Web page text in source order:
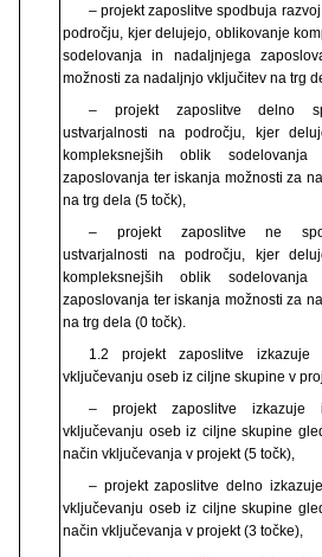
– projekt zaposlitve spodbuja
področju, kjer delujejo, oblikovanje
sodelovanja in nadaljnjega
možnosti za nadaljnjo vključitev na trg
– projekt zaposlitve delno
ustvarjalnosti na področju, kjer
kompleksnejših oblik
zaposlovanja ter iskanja možnosti za
na trg dela (5 točk),
– projekt zaposlitve ne
ustvarjalnosti na področju, kjer
kompleksnejših oblik
zaposlovanja ter iskanja možnosti za
na trg dela (0 točk).
1.2 projekt zaposlitve izkazuje
vključevanju oseb iz ciljne skupine v
– projekt zaposlitve izkazuje
vključevanju oseb iz ciljne skupine
način vključevanja v projekt (5 točk),
– projekt zaposlitve delno
vključevanju oseb iz ciljne skupine
način vključevanja v projekt (3 točke),